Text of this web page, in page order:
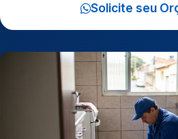
Solicite seu